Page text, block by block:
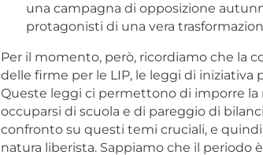
una campagna di opposizione
protagonisti di una vera
Per il momento, però, ricordiamo che la
delle firme per le LIP, le leggi di iniziativa
Queste leggi ci permettono di imporre la
occuparsi di scuola e di pareggio di
confronto su questi temi cruciali, e
natura liberista. Sappiamo che il periodo